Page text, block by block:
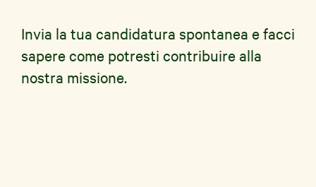
Invia la tua candidatura spontanea e facci
sapere come potresti contribuire alla
nostra missione.